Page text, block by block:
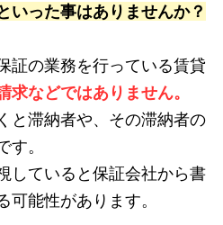
いった事はありませんか？
証の業務を行っている賃貸
求などではありません。
と滞納者や、その滞納者の
す。
していると保証会社から書
可能性があります。